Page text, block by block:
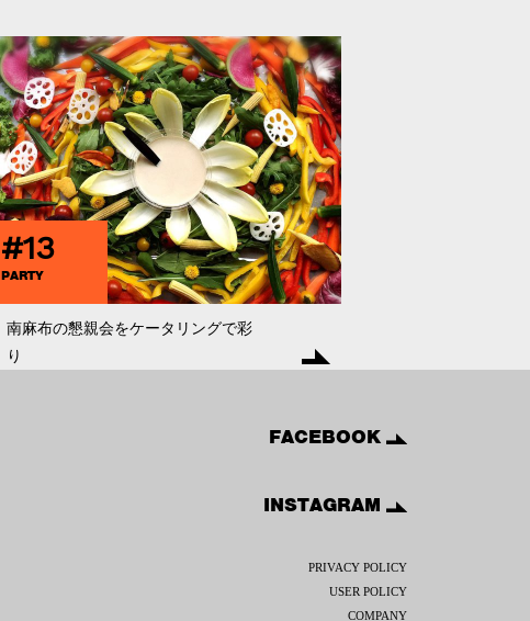
#13
PARTY
南麻布の懇親会をケータリングで彩
り
FACEBOOK
INSTAGRAM
PRIVACY POLICY
USER POLICY
COMPANY